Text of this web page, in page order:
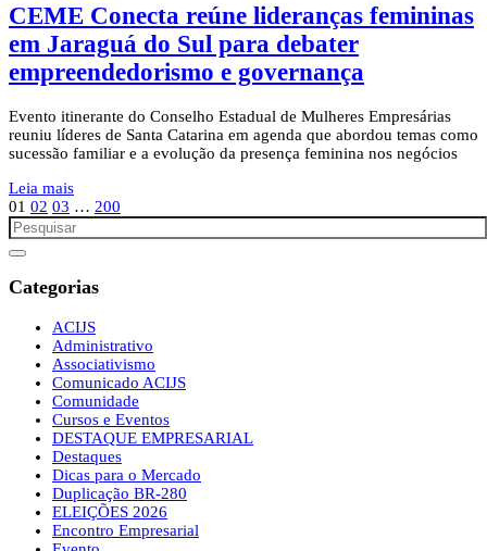
CEME Conecta reúne lideranças femininas
em Jaraguá do Sul para debater
empreendedorismo e governança
Evento itinerante do Conselho Estadual de Mulheres Empresárias
reuniu líderes de Santa Catarina em agenda que abordou temas como
sucessão familiar e a evolução da presença feminina nos negócios
Leia mais
01 02 03 … 200
Categorias
ACIJS
Administrativo
Associativismo
Comunicado ACIJS
Comunidade
Cursos e Eventos
DESTAQUE EMPRESARIAL
Destaques
Dicas para o Mercado
Duplicação BR-280
ELEIÇÕES 2026
Encontro Empresarial